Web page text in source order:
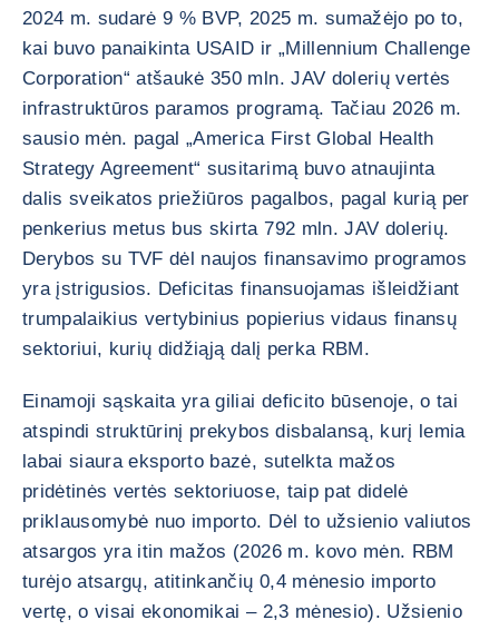
2024 m. sudarė 9 % BVP, 2025 m. sumažėjo po to,
kai buvo panaikinta USAID ir „Millennium Challenge
Corporation“ atšaukė 350 mln. JAV dolerių vertės
infrastruktūros paramos programą. Tačiau 2026 m.
sausio mėn. pagal „America First Global Health
Strategy Agreement“ susitarimą buvo atnaujinta
dalis sveikatos priežiūros pagalbos, pagal kurią per
penkerius metus bus skirta 792 mln. JAV dolerių.
Derybos su TVF dėl naujos finansavimo programos
yra įstrigusios. Deficitas finansuojamas išleidžiant
trumpalaikius vertybinius popierius vidaus finansų
sektoriui, kurių didžiąją dalį perka RBM.
Einamoji sąskaita yra giliai deficito būsenoje, o tai
atspindi struktūrinį prekybos disbalansą, kurį lemia
labai siaura eksporto bazė, sutelkta mažos
pridėtinės vertės sektoriuose, taip pat didelė
priklausomybė nuo importo. Dėl to užsienio valiutos
atsargos yra itin mažos (2026 m. kovo mėn. RBM
turėjo atsargų, atitinkančių 0,4 mėnesio importo
vertę, o visai ekonomikai – 2,3 mėnesio). Užsienio